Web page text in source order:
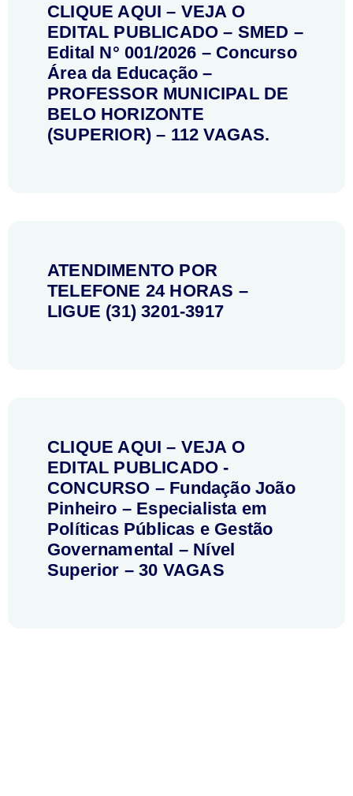
CLIQUE AQUI – VEJA O
EDITAL PUBLICADO – SMED –
Edital N° 001/2026 – Concurso
Área da Educação –
PROFESSOR MUNICIPAL DE
BELO HORIZONTE
(SUPERIOR) – 112 VAGAS.
ATENDIMENTO POR
TELEFONE 24 HORAS –
LIGUE (31) 3201-3917
CLIQUE AQUI – VEJA O
EDITAL PUBLICADO -
CONCURSO – Fundação João
Pinheiro – Especialista em
Políticas Públicas e Gestão
Governamental – Nível
Superior – 30 VAGAS